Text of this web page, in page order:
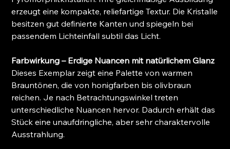
erzeugt eine kompakte, reliefartige Textur. Die Kristalle
besitzen gut definierte Kanten und spiegeln bei
passendem Lichteinfall subtil das Licht.
Farbwirkung – Erdige Nuancen mit natürlichem Glanz
Dieses Exemplar zeigt eine Palette von warmen
Brauntönen, die von honigfarben bis olivbraun
reichen. Je nach Betrachtungswinkel treten
unterschiedliche Nuancen hervor. Dadurch erhält das
Stück eine unaufdringliche, aber sehr charaktervolle
Ausstrahlung.